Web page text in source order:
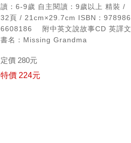
讀：6-9歲 自主閱讀：9歲以上 精裝 /
32頁 / 21cm×29.7cm ISBN：978986
6608186
附中英文說故事CD 英譯文
書名：Missing Grandma
定價 280元
特價 224元